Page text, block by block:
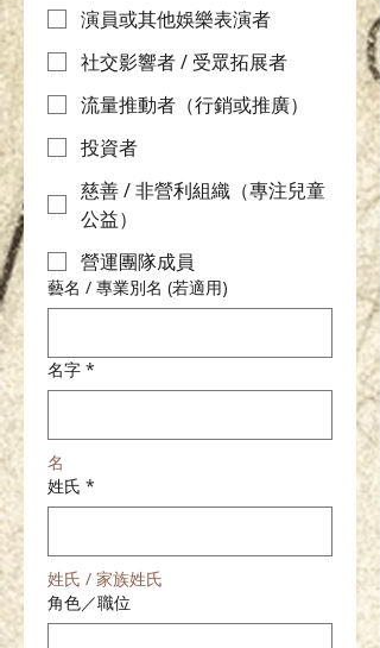
演員或其他娛樂表演者
社交影響者 / 受眾拓展者
流量推動者（行銷或推廣）
投資者
慈善 / 非營利組織（專注兒童
公益）
營運團隊成員
藝名 / 專業別名 (若適用)
名字 *
名
姓氏 *
姓氏 / 家族姓氏
角色／職位